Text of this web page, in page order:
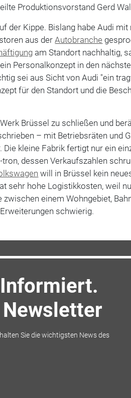
Produktionsvorstand Gerd
der Kippe. Bislang habe Audi
aus derAutobranche
am Standort nachhaltig,
Personalkonzept in den
sei aus Sicht von Audi "ein
für den Standort und die
Brüssel zu schließen und
– mit Betriebsräten und
Die kleine Fabrik fertigt nur ein
tron, dessen Verkaufszahlen
will in Brüssel kein
sehr hohe Logistikkosten, weil
zwischen einem Wohngebiet,
schwierig.
Newsletter
Sie die wichtigsten News des